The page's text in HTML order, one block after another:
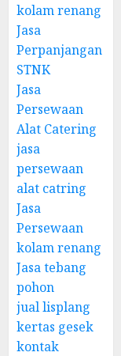
kolam renang
Jasa
Perpanjangan
STNK
Jasa
Persewaan
Alat Catering
jasa
persewaan
alat catring
Jasa
Persewaan
kolam renang
Jasa tebang
pohon
jual lisplang
kertas gesek
kontak